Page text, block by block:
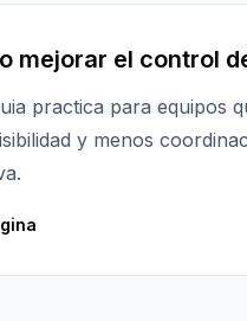
mejorar el control
practica para equipos
y menos